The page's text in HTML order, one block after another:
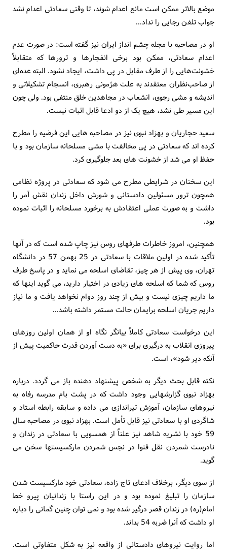
موضع بالاتر ممکن است مانع اعدام شوند، تا وقتى سعادتى اعدام نشد
جواب تلفن رجایى را نداد...
او در مصاحبه با مجله چشم انداز ایران نیز گفته است: در صورت عدم
اعدام سعادتی، ممکن بود برخی انفجارها و ترورها که متقابلاً
خشونت‌‌هایی را از طرف مقابل در پی داشت، ایجاد نشود. البته عده‌ای
از صاحب‌نظران معتقدند به علت هژمونی رهبری، انسجام تشکیلاتی و
اندیشه و مشی رجوی، انشعاب در مجاهدین خلق منتفی بود. ولی چون
این مسیر طی نشد، هیچ یک از دو ادعا قابل اثبات نیست.
سعید حجاریان و بهزاد نبوی نیز در مصاحبه هایی این فرضیه را مطرح
کرده اند که سعادتی در پی مخالفت با مشی مسلحانه سازمان بود و با
حفظ او می شد از خشونت های بعد جلوگیری کرد.
این سخنان در شرایطی مطرح می شود که سعادتی در پروژه نظامی
همچون ترور مسئولین دادستانی و شورش داخل زندان نقش آمر را
داشت و به صورت عملی اعتقادش به برخورد مسلحانه را اثبات نموده
بود.
همچنین، امروز خاطرات طرفهای روس نیز چاپ شده است که در آنها
تأکید شده در اولین ملاقات با سعادتی در 25 بهمن 57 در دانشگاه
تهران، وی پیش از هر چیز، تقاضای اسلحه می نماید و در پاسخ طرف
روس که شما که اسلحه های زیادی در اختیار دارید، می گوید اینها که
ما داریم چیزی نیست و بیش از چند روز دوام نخواهد یافت و ما نیاز
داریم جریان اسلحه برایمان حالت مستمر داشته باشد...
این درخواست سعادتی کاملاً بیانگر نگاه او از همان اولین روزهای
پیروزی انقلاب به درگیری برای «به دست آوردن قدرت حاکمیت پیش از
آنکه دیر شود»، است.
نکته قابل بحث دیگر به شخص پیشنهاد دهنده باز می گردد. درباره
بهزاد نبوی گزارشهایی وجود داشت که در پشت بام مدرسه رفاه به
نیروهای سازمان، آموزش تیراندازی می داده و سابقه رابطه استاد و
شاگردی او با سعادتی نیز قابل تأمل است. بهزاد نبوی در مصاحبه سال
59 خود با نشریه شاهد نیز علناً از همسویی با سعادتی در زندان و
نادرست شمردن نقل فتوا در نجس شمردن مارکسیستها سخن می
گوید.
از سوی دیگر، برخلاف ادعای تاج زاده، سعادتی خود مارکسیست شدن
سازمان را تبلیغ نموده بود و در این راستا با زندانیان پیرو خط
امام(ره) در زندان قصر درگیر شده بود و نمی توان چنین گمانی را دباره
او داشت که آنرا ضربه 54 بداند.
اما روایت نیروهای دادستانی از واقعه نیز به شکل متفاوتی است.